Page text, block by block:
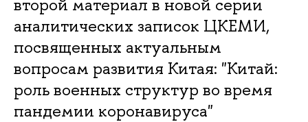
второй материал в новой серии
аналитических записок ЦКЕМИ,
посвященных актуальным
вопросам развития Китая: "Китай:
роль военных структур во время
пандемии коронавируса"